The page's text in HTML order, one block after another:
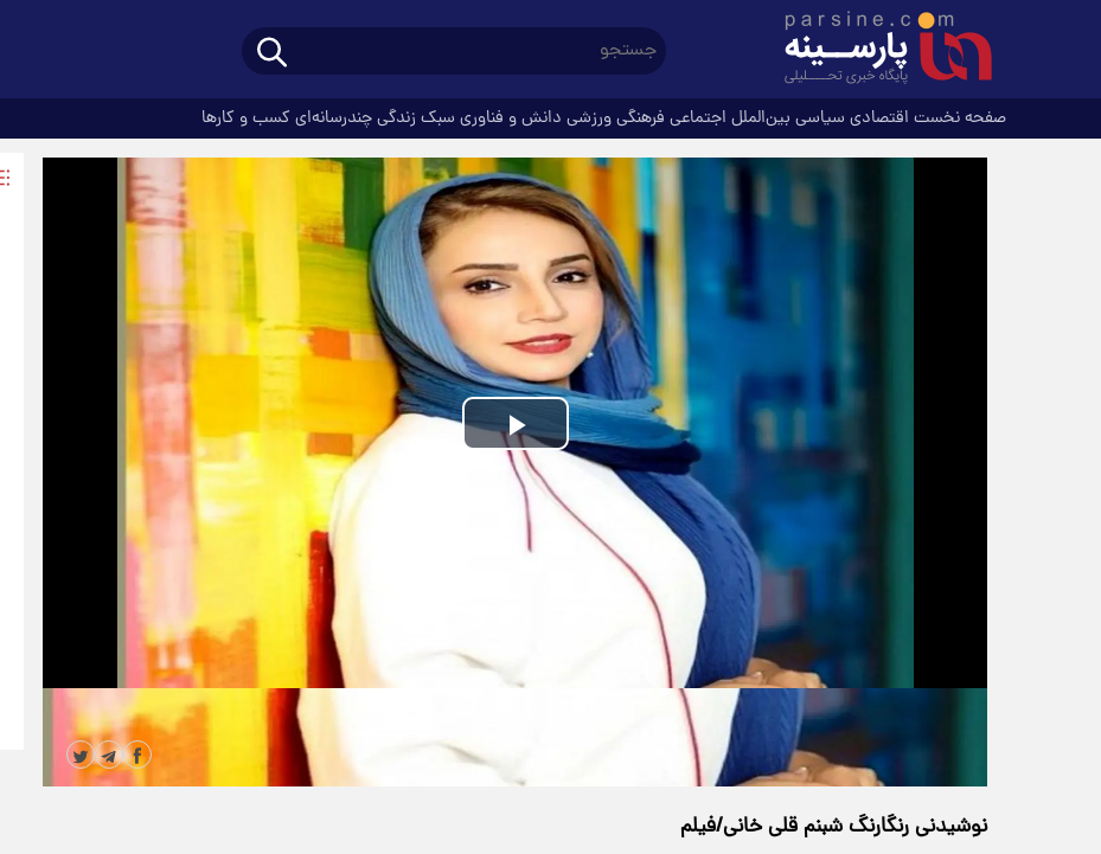
صفحه نخست اقتصادی سیاسی بین‌الملل اجتماعی فرهنگیورزشی دانش و فناوری سبک زندگیچندرسانه‌ای کسب و کارها
Play
حجم ویدیو: 0.97M
فرهنگی ۰۳ فروردین ۱۴۰۴ ۱۱:۳۸129 بازدید
نوشیدنی رنگارنگ شبنم قلی خانی/فیلم